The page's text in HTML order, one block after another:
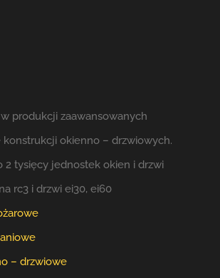
produkcji zaawansowanych
okienno – drzwiowych.
2 tysięcy jednostek okien i drzwi
rc3 i drzwi ei30, ei60
– drzwiowe